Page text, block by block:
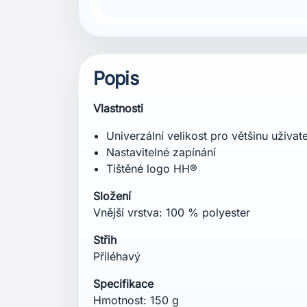
Popis
Vlastnosti
Univerzální velikost pro většinu
Nastavitelné zapínání
Tištěné logo HH®
Složení
Vnější vrstva: 100 % polyester
Střih
Přiléhavý
Specifikace
Hmotnost: 150 g